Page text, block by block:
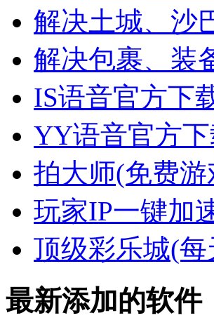
解决土城、沙
解决包裹、装
IS语音官方下
YY语音官方
拍大师(免费
玩家IP一键加
顶级彩乐城(
最新添加的软件